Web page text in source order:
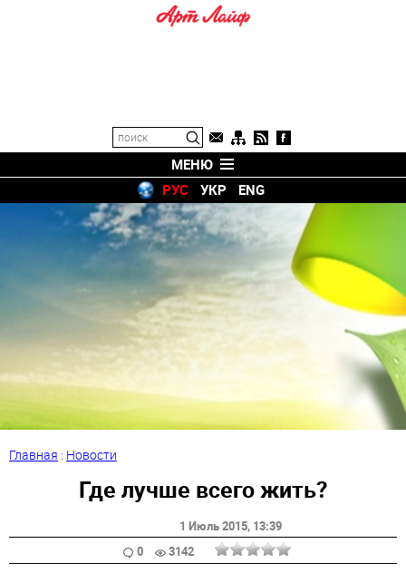
МЕНЮ
РУС
УКР ENG
Главная : Новости
Где лучше всего жить?
1 Июль 2015, 13:39
0
3142